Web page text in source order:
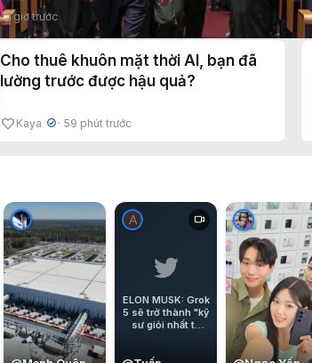
1 giờ trước
Cho thuê khuôn mặt thời AI, bạn đã
lường trước được hậu quả?
Kaya ✔ 59 phút trước
ELON MUSK: Grok
5 sẽ trở thành "kỹ
sư giỏi nhất từ
A